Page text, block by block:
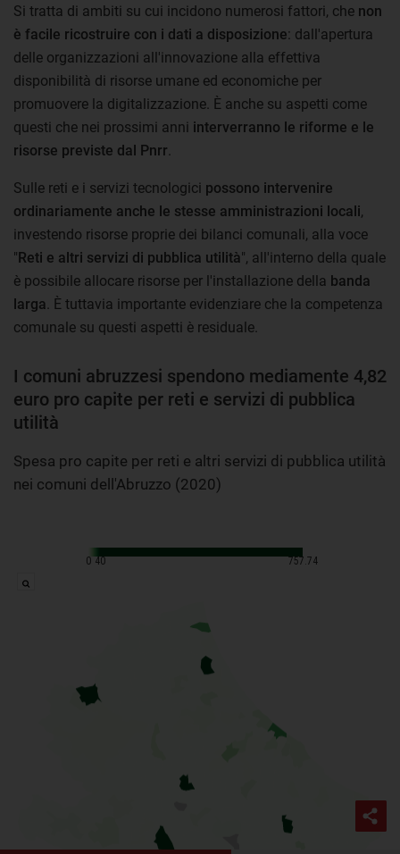
Si tratta di ambiti su cui incidono numerosi fattori, che non
è facile ricostruire con i dati a disposizione: dall'apertura
delle organizzazioni all'innovazione alla effettiva
disponibilità di risorse umane ed economiche per
promuovere la digitalizzazione. È anche su aspetti come
questi che nei prossimi anni interverranno le riforme e le
risorse previste dal Pnrr.
Sulle reti e i servizi tecnologici possono intervenire
ordinariamente anche le stesse amministrazioni locali,
investendo risorse proprie dei bilanci comunali, alla voce
"Reti e altri servizi di pubblica utilità", all'interno della quale
è possibile allocare risorse per l'installazione della banda
larga. È tuttavia importante evidenziare che la competenza
comunale su questi aspetti è residuale.
I comuni abruzzesi spendono mediamente 4,82
euro pro capite per reti e servizi di pubblica
utilità
Spesa pro capite per reti e altri servizi di pubblica utilità
nei comuni dell'Abruzzo (2020)